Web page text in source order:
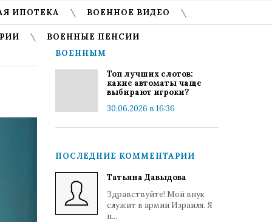
ИПОТЕКА ВОЕННОЕ ВИДЕО
ВОЕННЫЕ ПЕНСИИ
ВОЕННЫМ
Топ лучших слотов:
какие автоматы чаще
выбирают игроки?
30.06.2026 в 16:36
ПОСЛЕДНИЕ КОММЕНТАРИИ
Татьяна Давыдова
Здравствуйте! Мой внук
служит в армии Израиля. Я
п...